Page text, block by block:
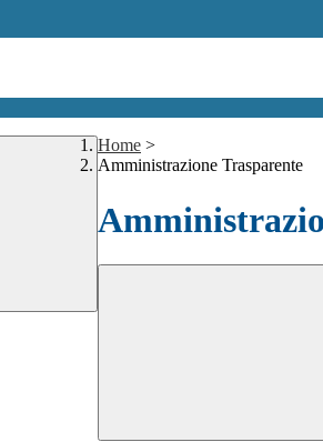
Home >
Amministrazione Trasparente